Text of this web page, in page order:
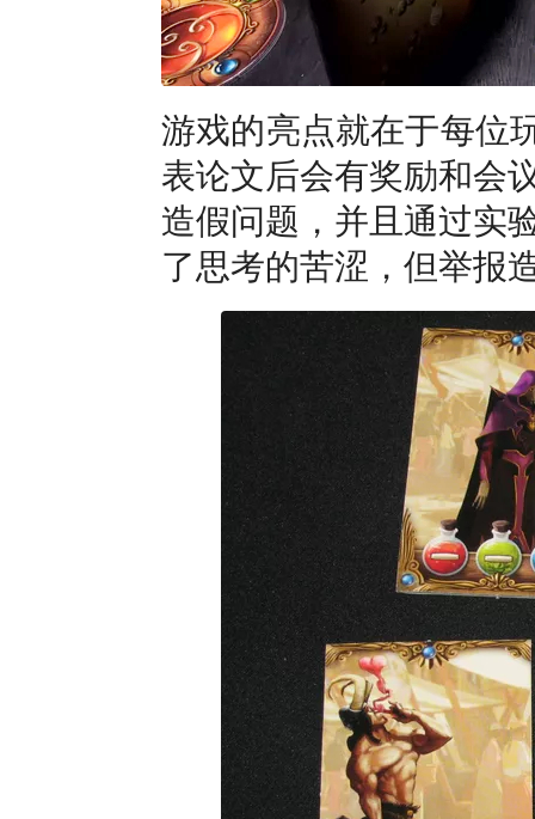
游戏的亮点就在于每位
表论文后会有奖励和会
造假问题，并且通过实
了思考的苦涩，但举报